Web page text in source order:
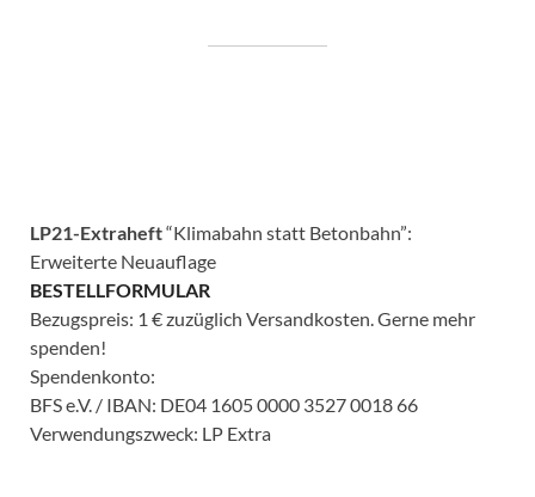
LP21-Extraheft“Klimabahn statt Betonbahn”:
Erweiterte Neuauflage
BESTELLFORMULAR
Bezugspreis: 1 € zuzüglich Versandkosten. Gerne mehr
spenden!
Spendenkonto:
BFS e.V. / IBAN: DE04 1605 0000 3527 0018 66
Verwendungszweck: LP Extra